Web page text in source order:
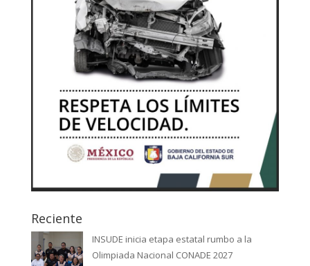
Reciente
INSUDE inicia etapa estatal rumbo a la
Olimpiada Nacional CONADE 2027